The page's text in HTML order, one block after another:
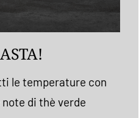
le temperature con
di thè verde